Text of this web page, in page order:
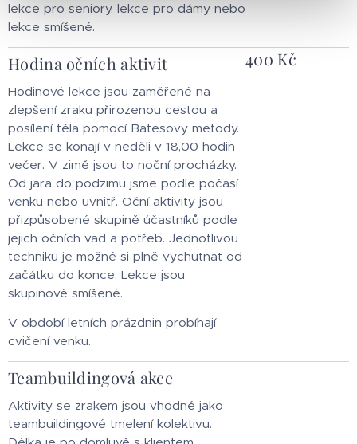
lekce pro seniory, lekce pro dámy nebo
lekce smíšené.
Hodina očních aktivit
Hodinové lekce jsou zaměřené na
zlepšení zraku přirozenou cestou a
posílení těla pomocí Batesovy metody.
Lekce se konají v neděli v 18,00 hodin
večer. V zimě jsou to noční procházky.
Od jara do podzimu jsme podle počasí
venku nebo uvnitř. Oční aktivity jsou
přizpůsobené skupině účastníků podle
jejich očních vad a potřeb. Jednotlivou
techniku je možné si plně vychutnat od
začátku do konce. Lekce jsou
skupinové smíšené.
V období letních prázdnin probíhají
cvičení venku.
400 Kč
Teambuildingová akce
Aktivity se zrakem jsou vhodné jako
teambuildingové tmelení kolektivu.